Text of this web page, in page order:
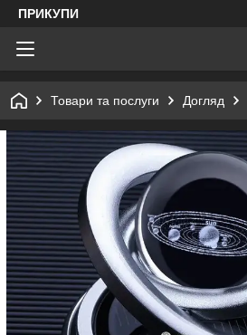
ПРИКУПИ
Товари та послуги Догляд